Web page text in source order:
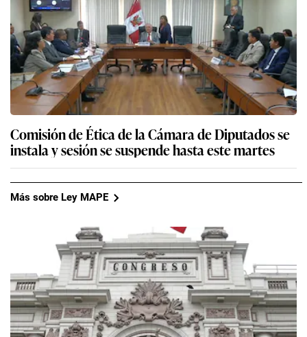
Comisión de Ética de la Cámara de Diputados se
instala y sesión se suspende hasta este martes
Más sobre Ley MAPE